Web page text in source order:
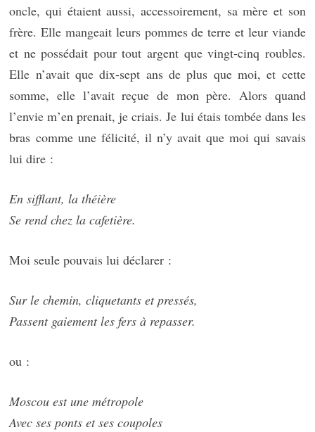
oncle, qui étaient aussi, accessoirement, sa mère et son
frère. Elle mangeait leurs pommes de terre et leur viande
et ne possédait pour tout argent que vingt-cinq roubles.
Elle n’avait que dix-sept ans de plus que moi, et cette
somme, elle l’avait reçue de mon père. Alors quand
l’envie m’en prenait, je criais. Je lui étais tombée dans les
bras comme une félicité, il n’y avait que moi qui savais
lui dire :
En sifflant, la théière
Se rend chez la cafetière.
Moi seule pouvais lui déclarer :
Sur le chemin, cliquetants et pressés,
Passent gaiement les fers à repasser.
ou :
Moscou est une métropole
Avec ses ponts et ses coupoles